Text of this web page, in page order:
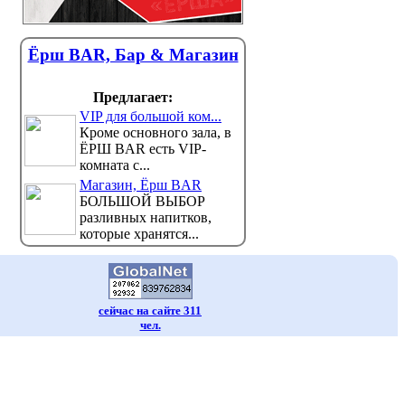
Ёрш BAR, Бар & Магазин
Предлагает:
VIP для большой ком...
Кроме основного зала, в
ЁРШ BAR есть VIP-
комната с...
Магазин, Ёрш BAR
БОЛЬШОЙ ВЫБОР
разливных напитков,
которые хранятся...
сейчас на сайте 311
чел.